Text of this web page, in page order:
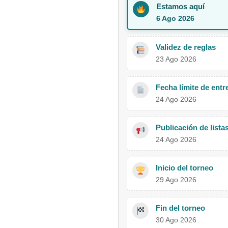
Estamos aquí
6 Ago 2026
Validez de reglas
23 Ago 2026
Fecha límite de
24 Ago 2026
Publicación de
24 Ago 2026
Inicio del torneo
29 Ago 2026
Fin del torneo
30 Ago 2026